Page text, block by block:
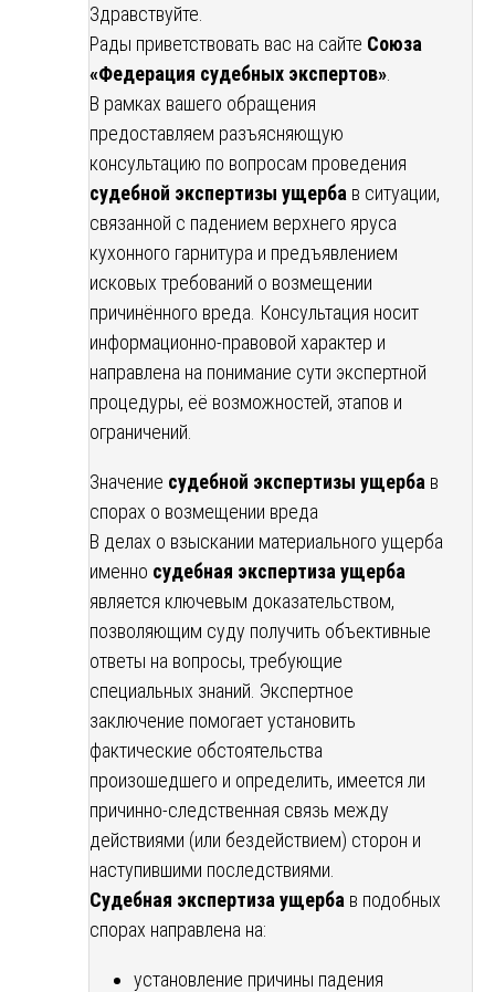
Здравствуйте.
Рады приветствовать вас на сайте Союза
«Федерация судебных экспертов»
В рамках вашего обращения
предоставляем разъясняющую
консультацию по вопросам проведения
судебной экспертизы ущерба в ситуации,
связанной с падением верхнего яруса
кухонного гарнитура и предъявлением
исковых требований о возмещении
причинённого вреда. Консультация носит
информационно-правовой характер и
направлена на понимание сути экспертной
процедуры, её возможностей, этапов и
ограничений.
Значение судебной экспертизы ущерба в
спорах о возмещении вреда
В делах о взыскании материального ущерба
именно судебная экспертиза ущерба
является ключевым доказательством,
позволяющим суду получить объективные
ответы на вопросы, требующие
специальных знаний. Экспертное
заключение помогает установить
фактические обстоятельства
произошедшего и определить, имеется ли
причинно-следственная связь между
действиями (или бездействием) сторон и
наступившими последствиями.
Судебная экспертиза ущерба в подобных
спорах направлена на:
установление причины падения